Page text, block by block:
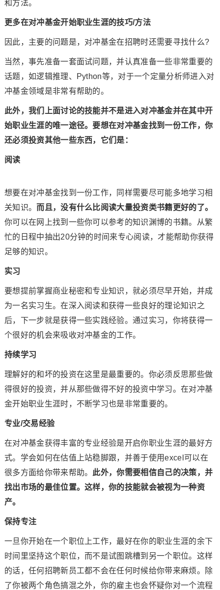
和方法。
更多在对冲基金开始职业生涯的技巧/方法
因此，主要的问题是，对冲基金在招聘时还需要寻找什么?
当然，事先准备一套面试问题，并认真准备一些非常重要的
话题，如逻辑推理、Python等，对于一个定量分析师进入对
冲基金领域是非常有帮助的。
此外，我们上面讨论的技能并不是进入对冲基金并在其中开
始职业生涯的唯一途径。要想在对冲基金找到一份工作，你
还必须投资其他一些东西，它们是：
阅读
想要在对冲基金找到一份工作，同样需要尽可能多地学习相
关知识。 而且，没有什么比阅读大量投资类书籍更好的了。
你可以在网上找到一些你可以参考的知识渊博的书籍。从繁
忙的日程中抽出20分钟的时间来专心阅读，才能帮助你获得
足够的知识。
实习
要想提前掌握商业秘密和专业知识，就必须尽早开始，并成
为一名实习生。在深入阅读和获得一些良好的理论知识之
后，下一步就是获得一些实践经验。通过实习，你将获得一
个很好的机会来吸收对冲基金的工作。
持续学习
理解好的和坏的投资在这里是最重要的。你必须反思那些做
得很好的投资，并从那些做得不好的投资中学习。在对冲基
金开始职业生涯时，不断学习也是非常重要的。
专业/交易经验
在对冲基金获得丰富的专业经验是开启你职业生涯的最好方
式。学会如何在估值上站稳脚跟，并善于使用excel可以在
很多方面给你带来帮助。 此外，你需要相信自己的决策，并
找出市场的最佳位置。这样，你的技能就会被视为一种资
产。
保持专注
一旦你开始在一个职位上工作，最好在你的职业生涯的余下
时间里坚持这个职位，而不是试图跳槽到另一个职位。这样
的话，任何招聘新员工都不会在任何时候给你带来麻烦。除
了你被两个角色搞混之外，你的雇主也会怀疑你对一个流程